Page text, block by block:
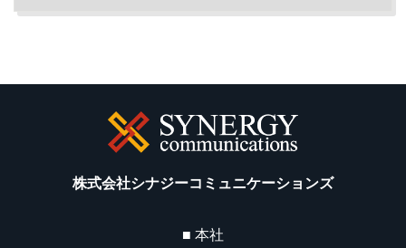
株式会社シナジーコミュニケーションズ
■ 本社